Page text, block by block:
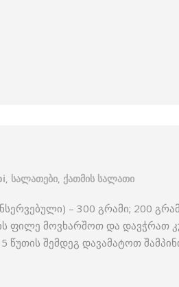
, სალათები, ქათმის სალათი
– 300 გრამი; 200
ფილე მოვხარშოთ და დავჭრათ
შემდეგ დავამატოთ